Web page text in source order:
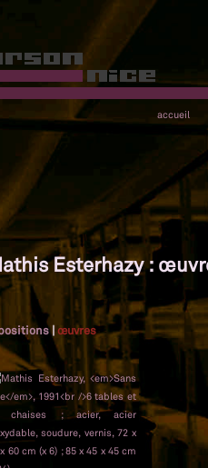
accueil
Esterhazy :
|œuvres